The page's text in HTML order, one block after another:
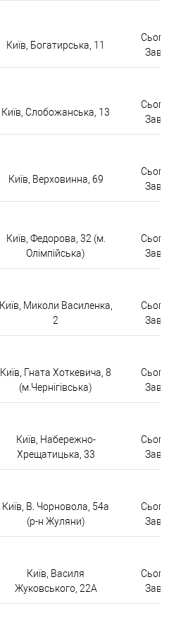
Київ, Богатирська, 11
Київ, Слобожанська, 13
Київ, Верховинна, 69
Київ, Федорова, 32 (м.
Олімпійська)
Київ, Миколи Василенка,
2
Київ, Гната Хоткевича, 8
(м.Чернігівська)
Київ, Набережно-
Хрещатицька, 33
Київ, В. Чорновола, 54а
(р-н Жуляни)
Київ, Василя
Жуковського, 22А